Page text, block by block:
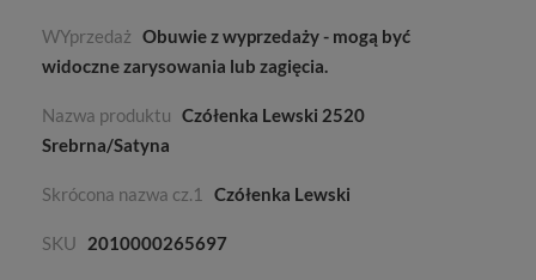
WYprzedaż Obuwie z wyprzedaży - mogą być
widoczne zarysowania lub zagięcia.
Nazwa produktu Czółenka Lewski 2520
Srebrna/Satyna
Skrócona nazwa cz.1 Czółenka Lewski
SKU 2010000265697